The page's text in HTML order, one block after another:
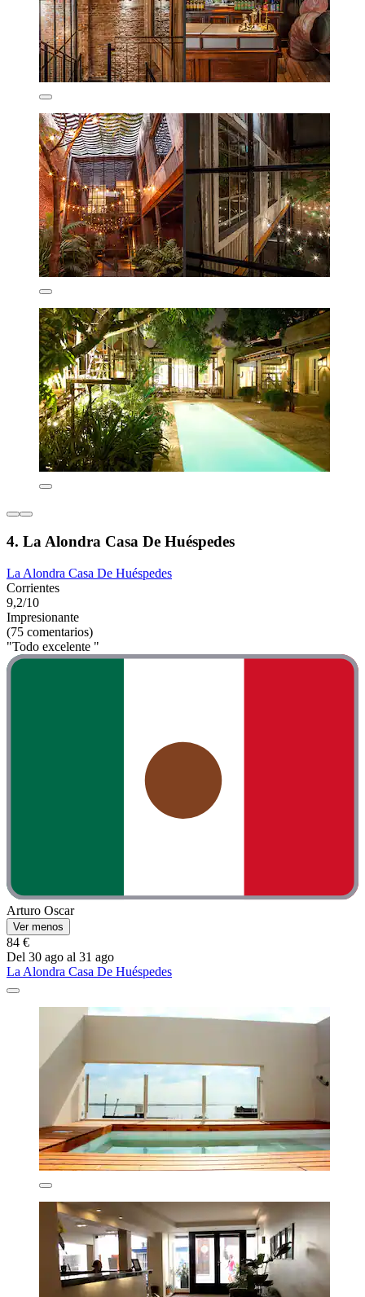
4. La Alondra Casa De Huéspedes
La Alondra Casa De Huéspedes
Corrientes
9,2/10
Impresionante
(75 comentarios)
"Todo excelente "
Arturo Oscar
Ver menos
84 €
Del 30 ago al 31 ago
La Alondra Casa De Huéspedes